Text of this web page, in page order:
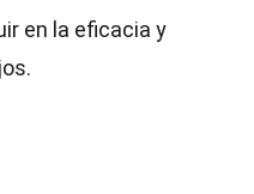
en la eficacia y